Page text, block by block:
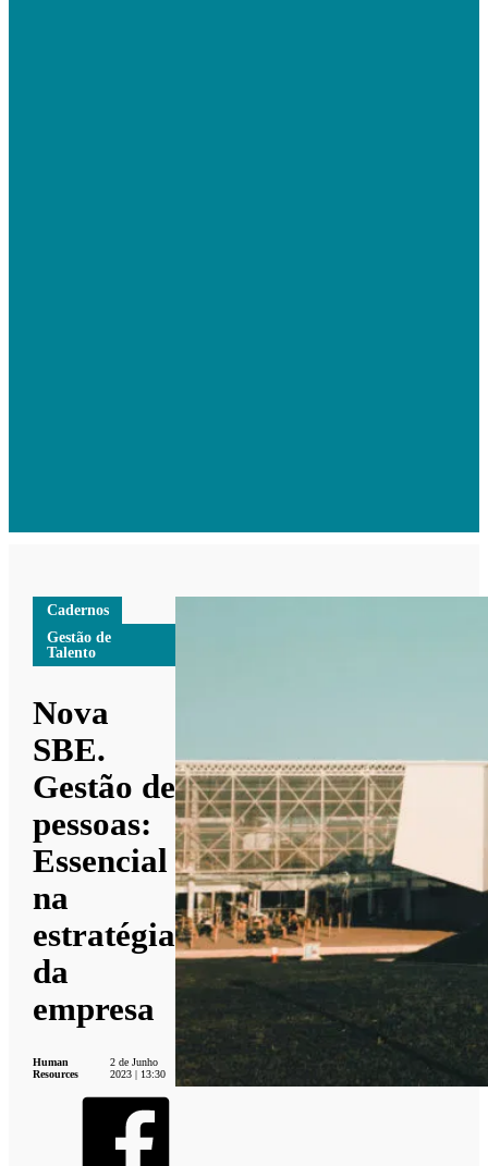
Cadernos
Gestão de
Talento
Nova
SBE.
Gestão de
pessoas:
Essencial
na
estratégia
da
empresa
Human
Resources
2 de Junho
2023 | 13:30